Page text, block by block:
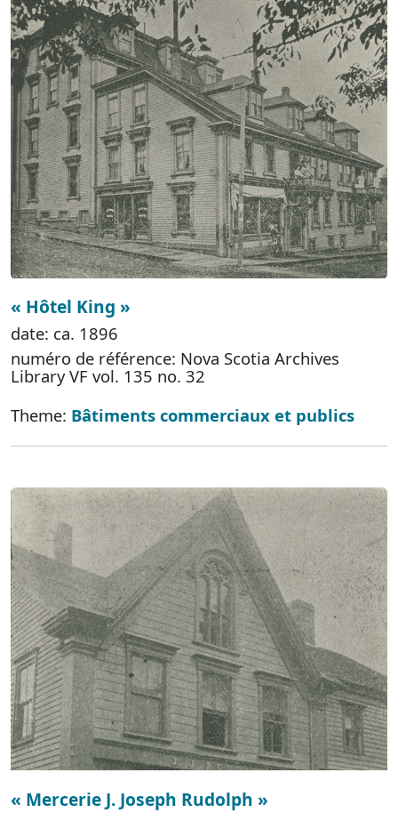
« Hôtel King »
date: ca. 1896
numéro de référence: Nova Scotia Archives
Library VF vol. 135 no. 32
Theme: Bâtiments commerciaux et publics
« Mercerie J. Joseph Rudolph »